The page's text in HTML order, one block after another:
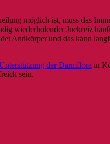
möglich ist, muss das
wiederholender Juckreiz
Antikörper und das kann
der Darmflora in
sein.